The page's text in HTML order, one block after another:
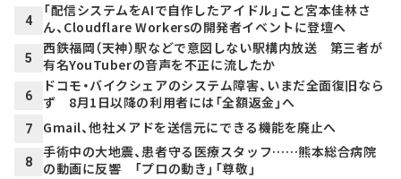
4
「配信システムをAIで自作したアイドル」こと宮本佳林さ
ん、Cloudflare Workersの開発者イベントに登壇へ
5
西鉄福岡（天神）駅などで意図しない駅構内放送 第三者が
有名YouTuberの音声を不正に流したか
6
ドコモ・バイクシェアのシステム障害、いまだ全面復旧なら
ず 8月1日以降の利用者には「全額返金」へ
7 Gmail、他社メアドを送信元にできる機能を廃止へ
8
手術中の大地震、患者守る医療スタッフ……熊本総合病院
の動画に反響 「プロの動き」「尊敬」